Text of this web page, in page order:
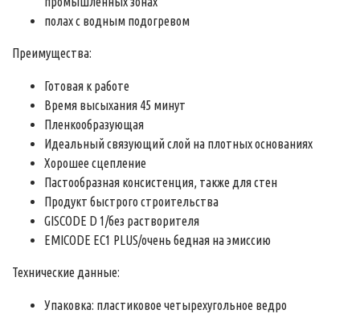
полах с водным подогревом
Преимущества:
Готовая к работе
Время высыхания 45 минут
Пленкообразующая
Идеальный связующий слой на плотных основаниях
Хорошее сцепление
Пастообразная консистенция, также для стен
Продукт быстрого строительства
GISCODE D 1/без растворителя
EMICODE EC1 PLUS/очень бедная на эмиссию
Технические данные:
Упаковка: пластиковое четырехугольное ведро